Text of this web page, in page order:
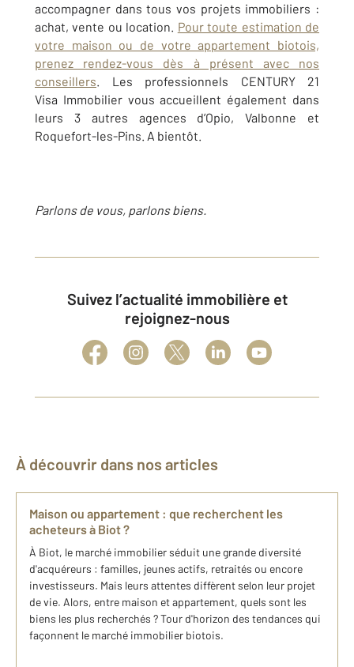
accompagner dans tous vos projets immobiliers :
achat, vente ou location. Pour toute estimation de
votre maison ou de votre appartement biotois,
prenez rendez-vous dès à présent avec nos
conseillers. Les professionnels CENTURY 21
Visa Immobilier vous accueillent également dans
leurs 3 autres agences d’Opio, Valbonne et
Roquefort-les-Pins. A bientôt.
Parlons de vous, parlons biens.
Suivez l’actualité immobilière et
rejoignez-nous
À découvrir dans nos articles
Maison ou appartement : que recherchent les
acheteurs à Biot ?
À Biot, le marché immobilier séduit une grande diversité
d'acquéreurs : familles, jeunes actifs, retraités ou encore
investisseurs. Mais leurs attentes diffèrent selon leur projet
de vie. Alors, entre maison et appartement, quels sont les
biens les plus recherchés ? Tour d'horizon des tendances qui
façonnent le marché immobilier biotois.